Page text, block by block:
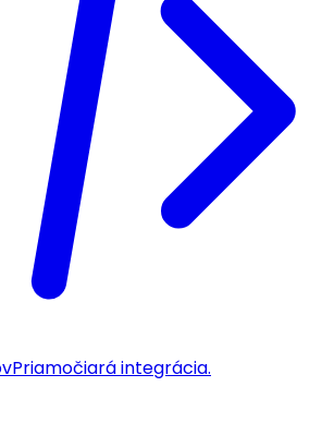
Priamočiará integrácia.